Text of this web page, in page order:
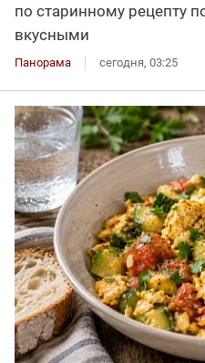
по старинному рецепту
вкусными
Панорама сегодня, 03:25